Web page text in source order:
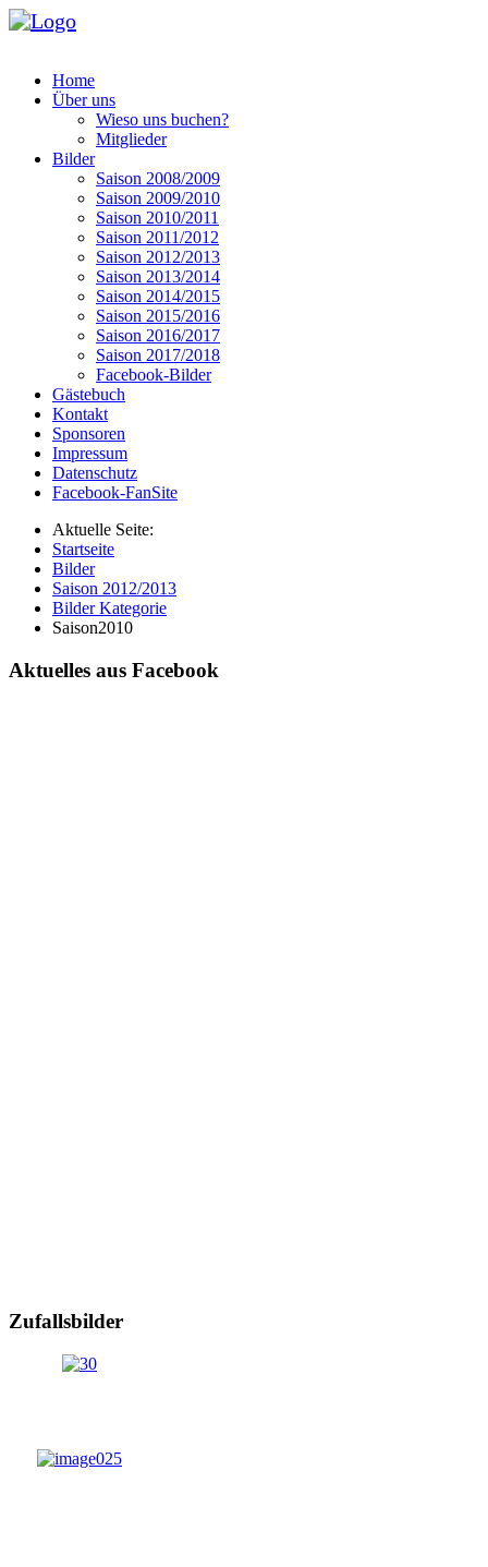
Home
Über uns
Wieso uns buchen?
Mitglieder
Bilder
Saison 2008/2009
Saison 2009/2010
Saison 2010/2011
Saison 2011/2012
Saison 2012/2013
Saison 2013/2014
Saison 2014/2015
Saison 2015/2016
Saison 2016/2017
Saison 2017/2018
Facebook-Bilder
Gästebuch
Kontakt
Sponsoren
Impressum
Datenschutz
Facebook-FanSite
Aktuelle Seite:
Startseite
Bilder
Saison 2012/2013
Bilder Kategorie
Saison2010
Aktuelles aus Facebook
Zufallsbilder